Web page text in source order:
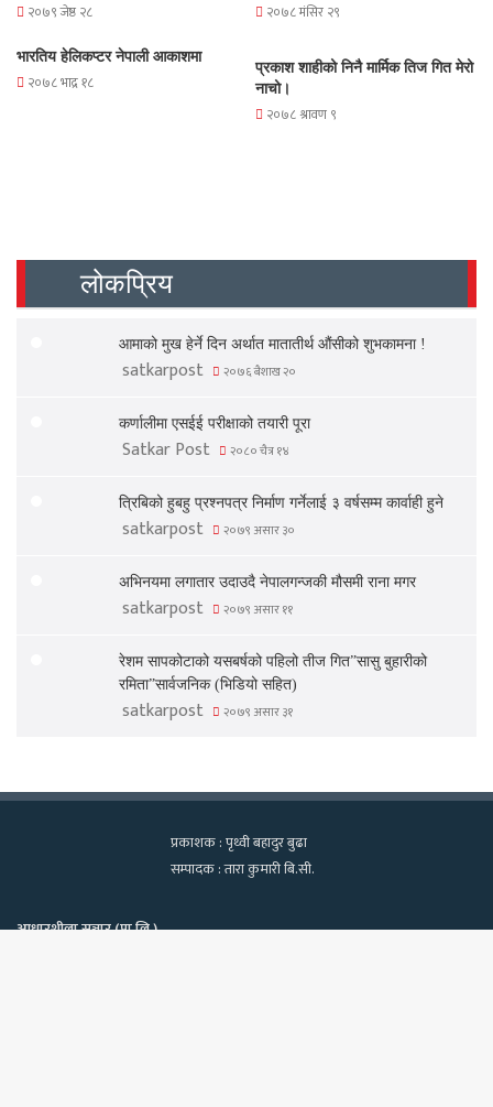
२०७९ जेष्ठ २८ २०७८ मंसिर २९
भारतिय हेलिकप्टर नेपाली आकाशमा
२०७८ भाद्र १८
प्रकाश शाहीको निनै मार्मिक तिज गित मेरो
नाचो।
२०७८ श्रावण ९
लोकप्रिय
आमाको मुख हेर्ने दिन अर्थात मातातीर्थ औंसीको शुभकामना !
satkarpost २०७६ बैशाख २०
कर्णालीमा एसईई परीक्षाको तयारी पूरा
Satkar Post २०८० चैत्र १४
त्रिबिको हुबहु प्रश्नपत्र निर्माण गर्नेलाई ३ वर्षसम्म कार्वाही हुने
satkarpost २०७९ असार ३०
अभिनयमा लगातार उदाउदै नेपालगन्जकी मौसमी राना मगर
satkarpost २०७९ असार ११
रेशम सापकोटाको यसबर्षको पहिलो तीज गित”सासु बुहारीको
रमिता”सार्वजनिक (भिडियो सहित)
satkarpost २०७९ असार ३१
प्रकाशक : पृथ्वी बहादुर बुढा
सम्पादक : तारा कुमारी बि.सी.
आधारशीला सञ्चार (प्रा.लि.)